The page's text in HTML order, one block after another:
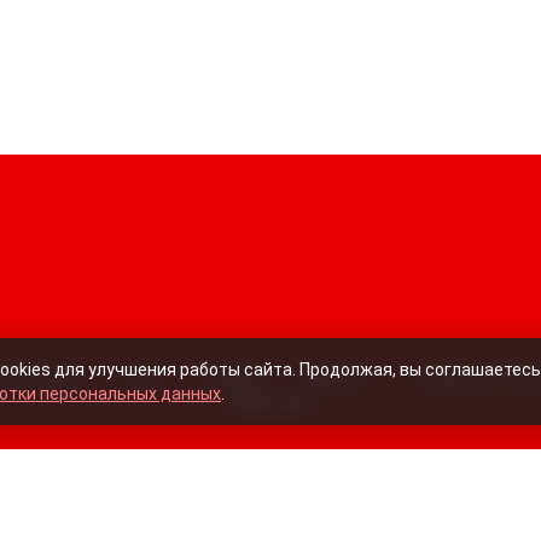
для улучшения работы сайта. Продолжая, вы
персональных данных
работы Цены Отзывы Контакты Правовая